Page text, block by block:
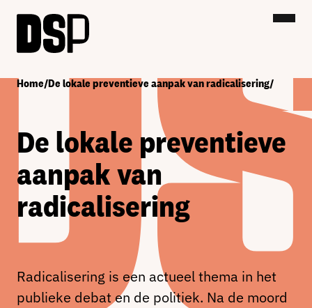
Home/De lokale preventieve aanpak van radicalisering/
De lokale preventieve
aanpak van
radicalisering
Radicalisering is een actueel thema in het
publieke debat en de politiek. Na de moord